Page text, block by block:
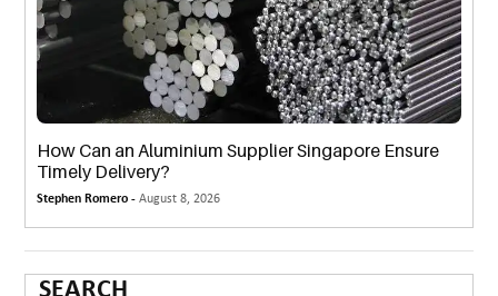
How Can an Aluminium Supplier Singapore Ensure
Timely Delivery?
Stephen Romero -August 8, 2026
SEARCH